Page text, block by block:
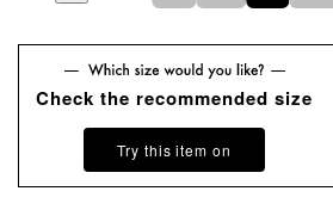
Check the recommended size
Try this item on